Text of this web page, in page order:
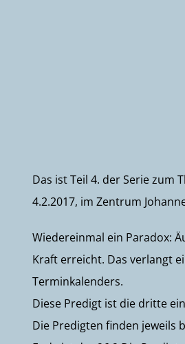
Das ist Teil 4. der Serie zum
4.2.2017, im Zentrum
Wiedereinmal ein Paradox:
Kraft erreicht. Das verlangt
Terminkalenders.
Diese Predigt ist die dritte
Die Predigten finden jeweils